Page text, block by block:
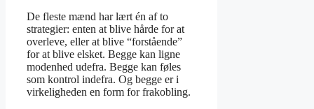
De fleste mænd har lært én af to
strategier: enten at blive hårde for at
overleve, eller at blive “forstående”
for at blive elsket. Begge kan ligne
modenhed udefra. Begge kan føles
som kontrol indefra. Og begge er i
virkeligheden en form for frakobling.